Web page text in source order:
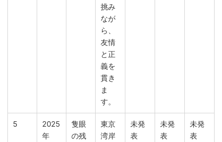
挑み
なが
ら、
友情
と正
義を
貫き
ま
す。
5
2025
年
隻眼
の残
東京
湾岸
未発
表
未発
表
未発
表